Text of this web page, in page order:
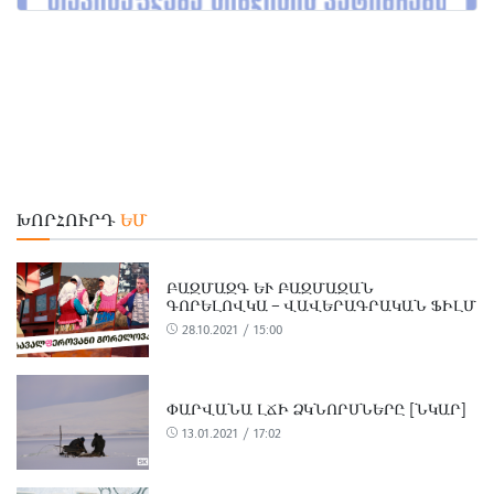
ԽՈՐՀՈՒՐԴԵՄ
ԲԱԶՄԱԶԳ ԵՒ ԲԱԶՄԱԶԱՆ Գ
ՈՐԵԼՈՎԿԱ – ՎԱՎԵՐԱԳՐԱԿԱՆ ՖԻԼՄ
28.10.2021 / 15:00
ՓԱՐՎԱՆԱ ԼՃԻ ՁԿՆՈՐՍՆԵՐԸ [ՆԿԱՐ]
13.01.2021 / 17:02